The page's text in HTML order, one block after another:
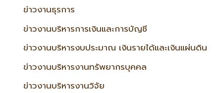
ข่าวงานธุรการ
ข่าวงานบริหารการเงินและการบัญชี
ข่าวงานบริหารงบประมาณ เงินรายได้และเงินแผ่นดิน
ข่าวงานบริหารงานทรัพยากรบุคคล
ข่าวงานบริหารงานวิจัย